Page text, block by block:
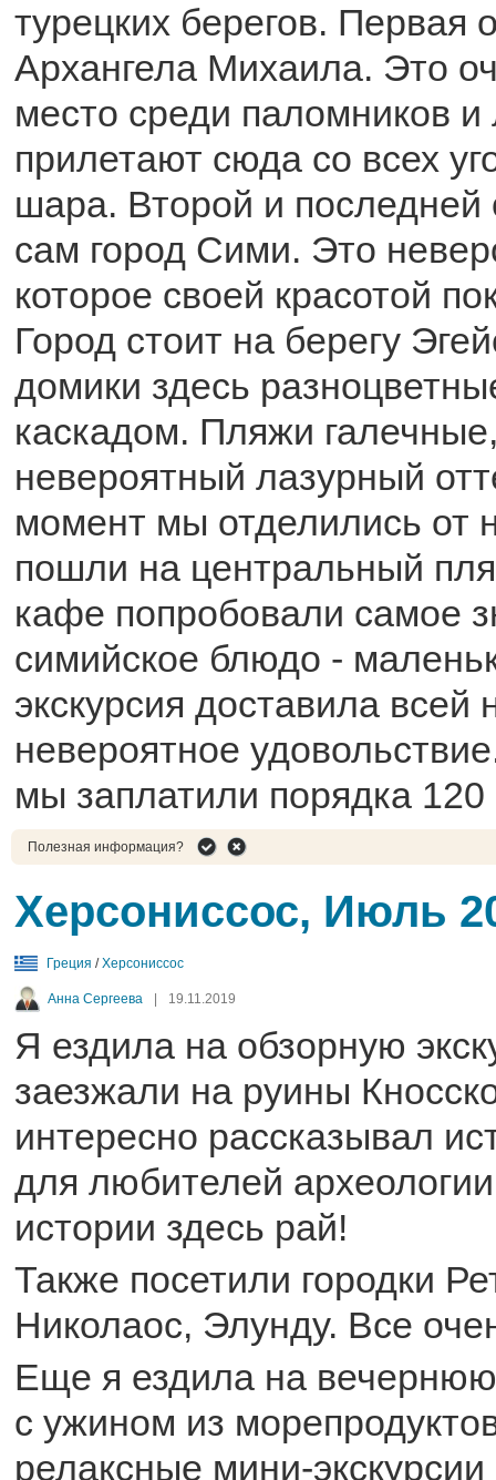
турецких берегов. Первая
Архангела Михаила. Это
место среди паломников и
прилетают сюда со всех
шара. Второй и последней
сам город Сими. Это
которое своей красотой
Город стоит на берегу
домики здесь
каскадом. Пляжи
невероятный лазурный
момент мы отделились от
пошли на центральный
кафе попробовали самое
симийское блюдо -
экскурсия доставила
невероятное
мы заплатили порядка 120
Полезная информация?
Херсониссос, Июль
Греция /Херсониссос
Анна Сергеева 19.11.2019
Я ездила на обзорную
заезжали на руины
интересно рассказывал
для любителей
истории здесь рай!
Также посетили городки
Николаос, Элунду. Все
Еще я ездила на вечернюю
с ужином из
релаксные мини-